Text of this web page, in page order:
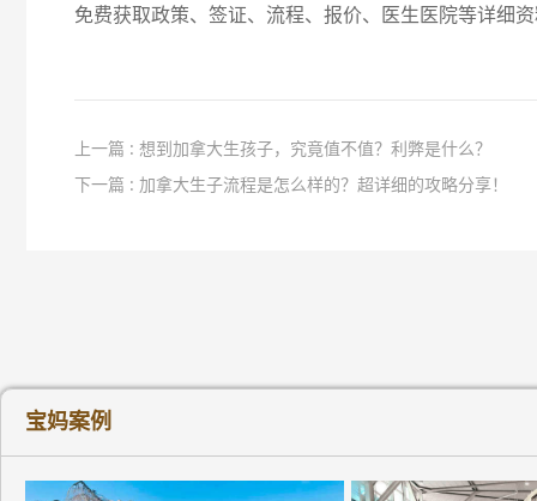
免费获取政策、签证、流程、报价、医生医院等详细
上一篇 : 想到加拿大生孩子，究竟值不值？利弊是什么？
下一篇 : 加拿大生子流程是怎么样的？超详细的攻略分享！
宝妈案例